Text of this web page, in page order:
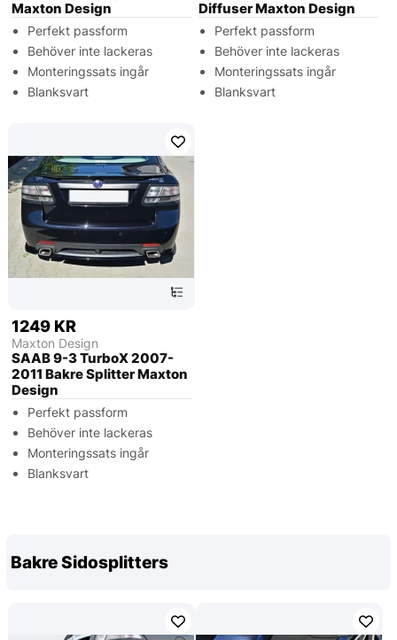
Maxton Design
Perfekt passform
Behöver inte lackeras
Monteringssats ingår
Blanksvart
Diffuser Maxton Design
Perfekt passform
Behöver inte lackeras
Monteringssats ingår
Blanksvart
1249 KR
Maxton Design
SAAB 9-3 TurboX 2007-
2011 Bakre Splitter Maxton
Design
Perfekt passform
Behöver inte lackeras
Monteringssats ingår
Blanksvart
Bakre Sidosplitters